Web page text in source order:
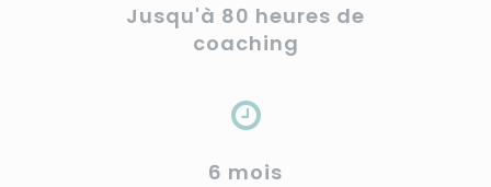
Jusqu'à 80 heures de
coaching
6 mois